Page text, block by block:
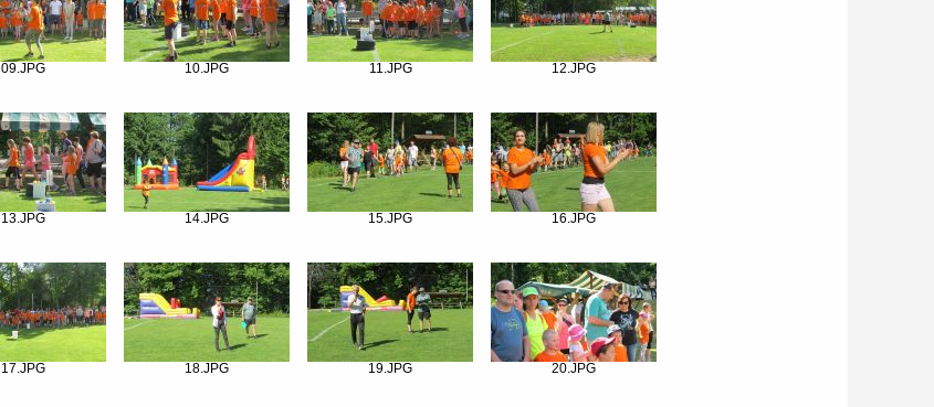
09.JPG 10.JPG 11.JPG 12.JPG
13.JPG 14.JPG 15.JPG 16.JPG
17.JPG 18.JPG 19.JPG 20.JPG